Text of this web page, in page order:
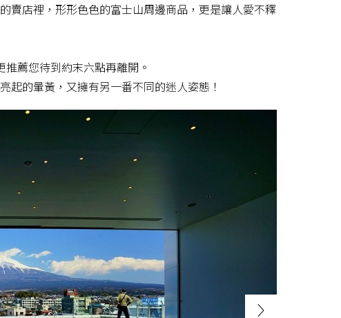
賣店裡，形形色色的富士山周邊商品，更是讓人愛不釋
薦您待到約末六點再離開。
起的暈黃，又擁有另一番不同的迷人姿態！